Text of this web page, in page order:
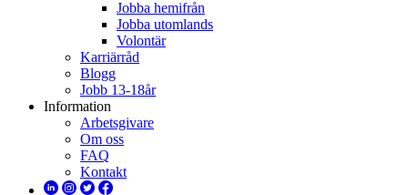
Jobba hemifrån
Jobba utomlands
Volontär
Karriärråd
Blogg
Jobb 13-18år
Information
Arbetsgivare
Om oss
FAQ
Kontakt